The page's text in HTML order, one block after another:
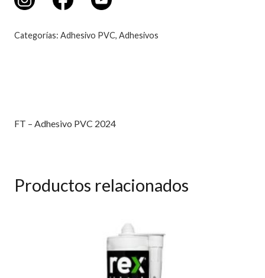
Categorías: Adhesivo PVC, Adhesivos
FT – Adhesivo PVC 2024
Productos relacionados